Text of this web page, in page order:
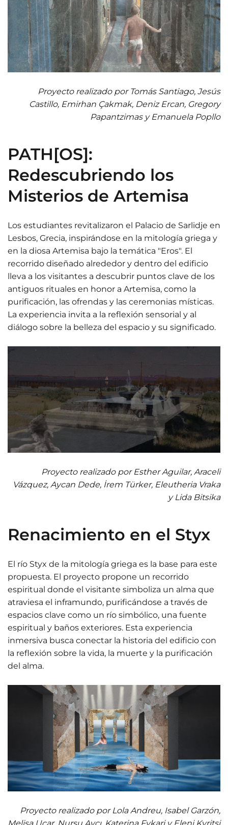
Proyecto realizado por Tomás Santiago, Jesús
Castillo, Emirhan Çakmak, Deniz Ercan, Gregory
Papantzimas y Emanuela Popllo
PATH[OS]:
Redescubriendo los
Misterios de Artemisa
Los estudiantes revitalizaron el Palacio de Sarlidje en
Lesbos, Grecia, inspirándose en la mitología griega y
en la diosa Artemisa bajo la temática "Eros". El
recorrido diseñado alrededor y dentro del edificio
lleva a los visitantes a descubrir puntos clave de los
antiguos rituales en honor a Artemisa, como la
purificación, las ofrendas y las ceremonias místicas.
La experiencia invita a la reflexión sensorial y al
diálogo sobre la belleza del espacio y su significado.
Proyecto realizado por Esther Aguilar, Araceli
Vázquez, Aycan Dede, İrem Türker, Eleutheria Vraka
y Lida Bitsika
Renacimiento en el Styx
El río Styx de la mitología griega es la base para este
propuesta. El proyecto propone un recorrido
espiritual donde el visitante simboliza un alma que
atraviesa el inframundo, purificándose a través de
espacios clave como un río simbólico, una fuente
espiritual y baños exteriores. Esta experiencia
inmersiva busca conectar la historia del edificio con
la reflexión sobre la vida, la muerte y la purificación
del alma.
Proyecto realizado por Lola Andreu, Isabel Garzón,